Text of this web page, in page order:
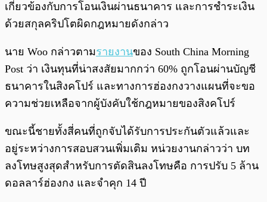
เกี่ยวข้องกับการโอนเงินผ่านธนาคาร และการชำระเงิน
ด้วยสกุลคริปโตผิดกฎหมายดังกล่าว
นาย Woo กล่าวตามรายงานของ South China Morning
Post ว่า เงินทุนที่น่าสงสัยมากกว่า 60% ถูกโอนผ่านบัญชี
ธนาคารในสิงคโปร์ และทางการฮ่องกงวางแผนที่จะขอ
ความช่วยเหลือจากผู้บังคับใช้กฎหมายของสิงคโปร์
ขณะนี้ชายทั้งสี่คนที่ถูกจับได้รับการประกันตัวแล้วและ
อยู่ระหว่างการสอบสวนเพิ่มเติม หน่วยงานกล่าวว่า บท
ลงโทษสูงสุดสำหรับการตัดสินลงโทษคือ การปรับ 5 ล้าน
ดอลลาร์ฮ่องกง และจำคุก 14 ปี